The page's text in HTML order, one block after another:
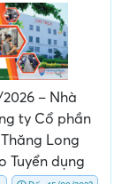
– Nhà
ty Cổ phần
Long
Tuyển dụng